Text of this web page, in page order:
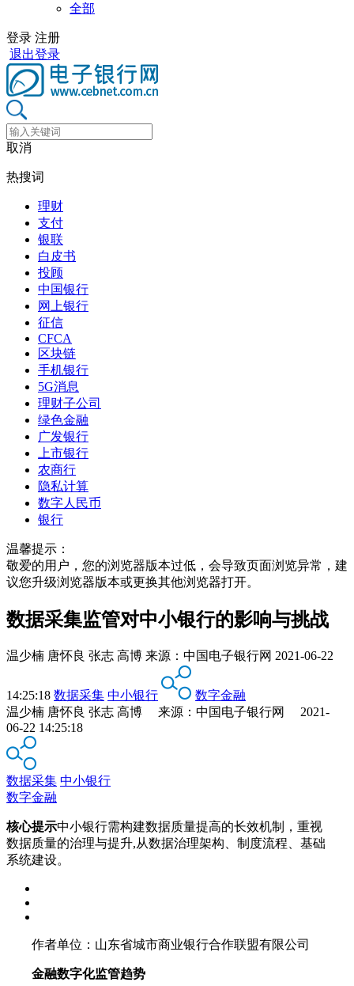
全部
登录 注册
退出登录
取消
热搜词
理财
支付
银联
白皮书
投顾
中国银行
网上银行
征信
CFCA
区块链
手机银行
5G消息
理财子公司
绿色金融
广发银行
上市银行
农商行
隐私计算
数字人民币
银行
温馨提示：
敬爱的用户，您的浏览器版本过低，会导致页面浏览异常，建
议您升级浏览器版本或更换其他浏览器打开。
数据采集监管对中小银行的影响与挑战
温少楠 唐怀良 张志 高博 来源： 中国电子银行网 2021-06-22
14:25:18 数据采集 中小银行
数字金融
温少楠 唐怀良 张志 高博 来源：中国电子银行网 2021-
06-22 14:25:18
数据采集 中小银行
数字金融
核心提示中小银行需构建数据质量提高的长效机制，重视
数据质量的治理与提升,从数据治理架构、制度流程、基础
系统建设。
作者单位：山东省城市商业银行合作联盟有限公司
金融数字化监管趋势